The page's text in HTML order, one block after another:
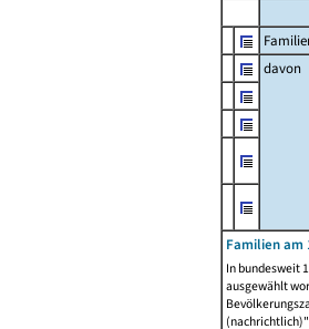
davon
Familien am
In bundesweit
ausgewählt